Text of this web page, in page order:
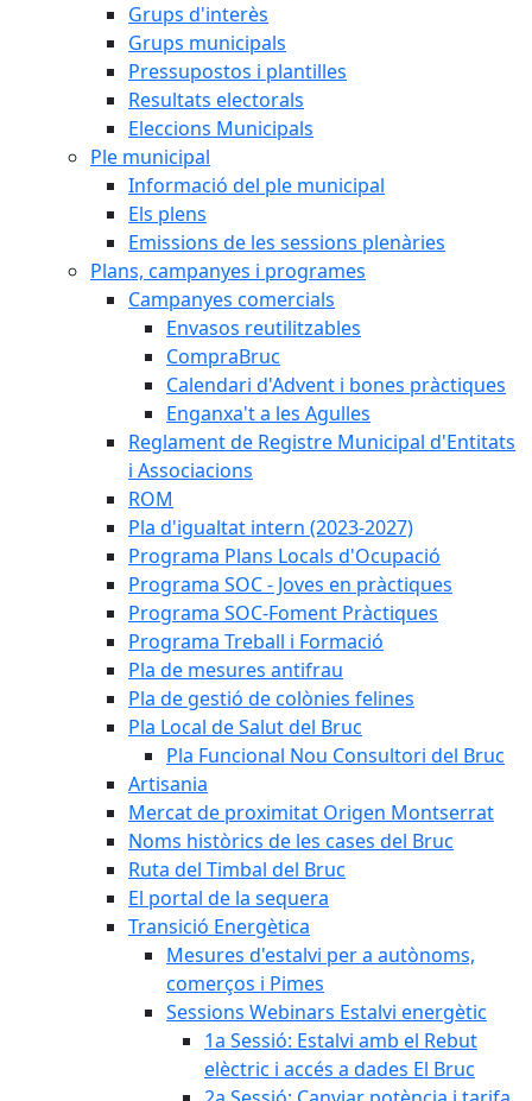
Grups d'interès
Grups municipals
Pressupostos i plantilles
Resultats electorals
Eleccions Municipals
Ple municipal
Informació del ple municipal
Els plens
Emissions de les sessions plenàries
Plans, campanyes i programes
Campanyes comercials
Envasos reutilitzables
CompraBruc
Calendari d'Advent i bones pràctiques
Enganxa't a les Agulles
Reglament de Registre Municipal d'Entitats
i Associacions
ROM
Pla d'igualtat intern (2023-2027)
Programa Plans Locals d'Ocupació
Programa SOC - Joves en pràctiques
Programa SOC-Foment Pràctiques
Programa Treball i Formació
Pla de mesures antifrau
Pla de gestió de colònies felines
Pla Local de Salut del Bruc
Pla Funcional Nou Consultori del Bruc
Artisania
Mercat de proximitat Origen Montserrat
Noms històrics de les cases del Bruc
Ruta del Timbal del Bruc
El portal de la sequera
Transició Energètica
Mesures d'estalvi per a autònoms,
comerços i Pimes
Sessions Webinars Estalvi energètic
1a Sessió: Estalvi amb el Rebut
elèctric i accés a dades El Bruc